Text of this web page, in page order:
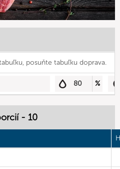
posuňte tabuľku doprava.
80 %
- 10